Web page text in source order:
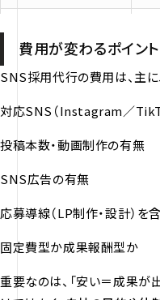
戦略設計+運用支援
【プレミアムプラン】
広告・動線設計込み
費用が変わるポイント
SNS採用代行の費用は、主
対応SNS（Instagram／
投稿本数・動画制作の有無
SNS広告の有無
応募導線（LP制作・設計）を
固定費型か成果報酬型か
重要なのは、「安い＝成果が